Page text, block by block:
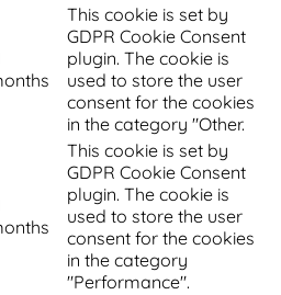
This cookie is set by
GDPR Cookie Consent
plugin. The cookie is
used to store the user
consent for the cookies
in the category "Other.
This cookie is set by
GDPR Cookie Consent
plugin. The cookie is
used to store the user
consent for the cookies
in the category
"Performance".